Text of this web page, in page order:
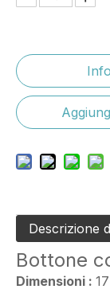
Descrizione
Bottone
Dimensioni :